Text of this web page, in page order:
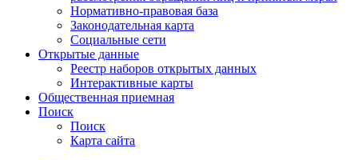
Нормативно-правовая база
Законодательная карта
Социальные сети
Открытые данные
Реестр наборов открытых данных
Интерактивные карты
Общественная приемная
Поиск
Поиск
Карта сайта